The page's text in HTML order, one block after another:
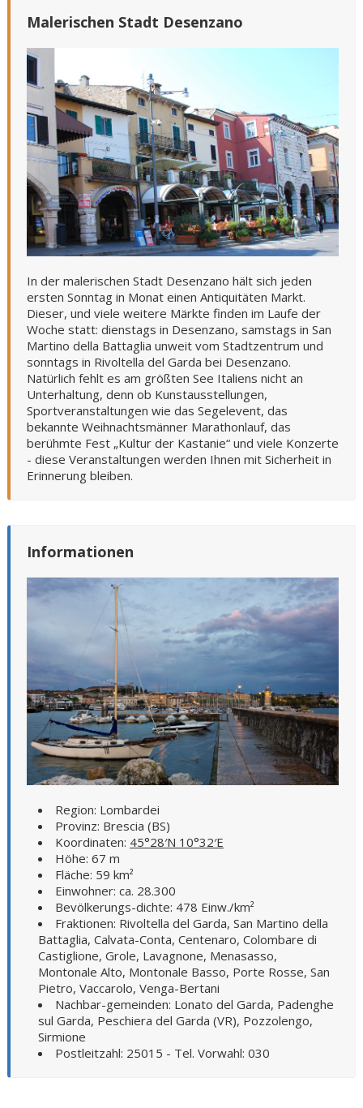
Malerischen Stadt Desenzano
In der malerischen Stadt Desenzano hält sich jeden
ersten Sonntag in Monat einen Antiquitäten Markt.
Dieser, und viele weitere Märkte finden im Laufe der
Woche statt: dienstags in Desenzano, samstags in San
Martino della Battaglia unweit vom Stadtzentrum und
sonntags in Rivoltella del Garda bei Desenzano.
Natürlich fehlt es am größten See Italiens nicht an
Unterhaltung, denn ob Kunstausstellungen,
Sportveranstaltungen wie das Segelevent, das
bekannte Weihnachtsmänner Marathonlauf, das
berühmte Fest „Kultur der Kastanie“ und viele Konzerte
- diese Veranstaltungen werden Ihnen mit Sicherheit in
Erinnerung bleiben.
Informationen
Region: Lombardei
Provinz: Brescia (BS)
Koordinaten: 45°28′N 10°32′E
Höhe: 67 m
Fläche: 59 km²
Einwohner: ca. 28.300
Bevölkerungs-dichte: 478 Einw./km²
Fraktionen: Rivoltella del Garda, San Martino della
Battaglia, Calvata-Conta, Centenaro, Colombare di
Castiglione, Grole, Lavagnone, Menasasso,
Montonale Alto, Montonale Basso, Porte Rosse, San
Pietro, Vaccarolo, Venga-Bertani
Nachbar-gemeinden: Lonato del Garda, Padenghe
sul Garda, Peschiera del Garda (VR), Pozzolengo,
Sirmione
Postleitzahl: 25015 - Tel. Vorwahl: 030